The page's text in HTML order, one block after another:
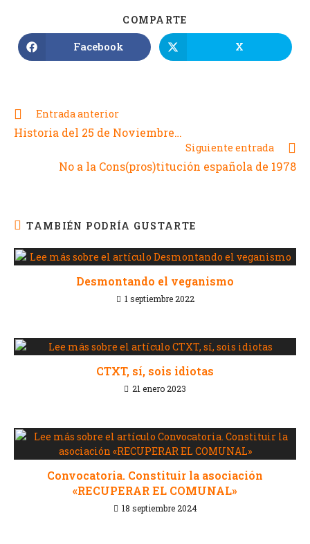
COMPARTE
Facebook X
Entrada anterior
Historia del 25 de Noviembre…
Siguiente entrada
No a la Cons(pros)titución española de 1978
TAMBIÉN PODRÍA GUSTARTE
Desmontando el veganismo
1 septiembre 2022
CTXT, sí, sois idiotas
21 enero 2023
Convocatoria. Constituir la asociación
«RECUPERAR EL COMUNAL»
18 septiembre 2024